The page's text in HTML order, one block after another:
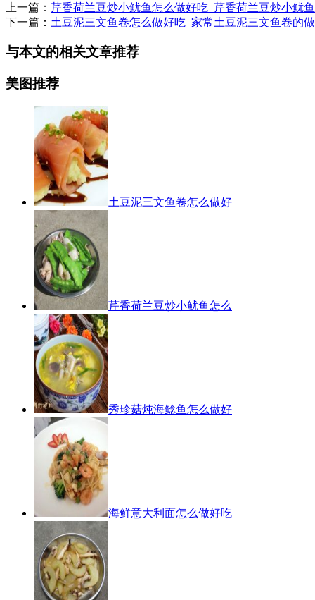
上一篇： 芹香荷兰豆炒小鱿鱼怎么做好吃_芹香荷兰豆炒小鱿
下一篇： 土豆泥三文鱼卷怎么做好吃_家常土豆泥三文鱼卷的
与本文的相关文章推荐
美图推荐
土豆泥三文鱼卷怎么做好
芹香荷兰豆炒小鱿鱼怎么
秀珍菇炖海鲶鱼怎么做好
海鲜意大利面怎么做好吃